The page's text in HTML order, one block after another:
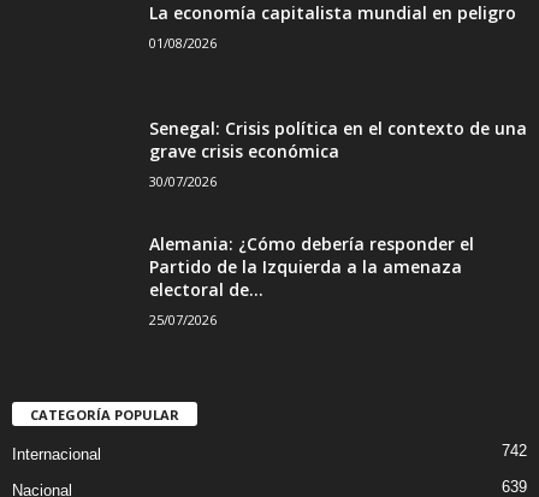
La economía capitalista mundial en peligro
01/08/2026
Senegal: Crisis política en el contexto de una
grave crisis económica
30/07/2026
Alemania: ¿Cómo debería responder el
Partido de la Izquierda a la amenaza
electoral de...
25/07/2026
CATEGORÍA POPULAR
Internacional 742
Nacional 639